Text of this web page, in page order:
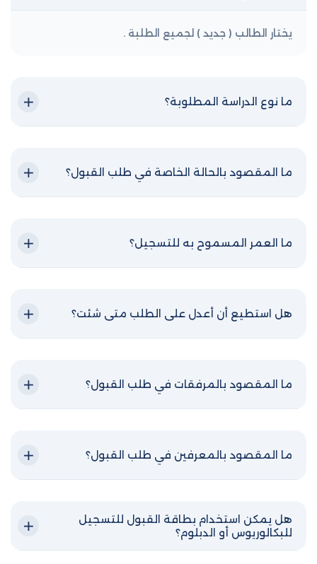
يختار الطالب ( جديد ) لجميع الطلبة .
ما نوع الدراسة المطلوبة؟
ما المقصود بالحالة الخاصة في طلب القبول؟
ما العمر المسموح به للتسجيل؟
هل استطيع أن أعدل على الطلب متى شئت؟
ما المقصود بالمرفقات في طلب القبول؟
ما المقصود بالمعرفين في طلب القبول؟
هل يمكن استخدام بطاقة القبول للتسجيل
للبكالوريوس أو الدبلوم؟